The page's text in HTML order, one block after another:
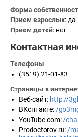
Форма
Прием взрослых: да
Прием детей: нет
Контактная
Телефоны
(3519) 21-01-83
Страницы в
Веб-сайт: http://
ВКонтакте: /
YouTube.com: /
Prodoctorov.ru: /